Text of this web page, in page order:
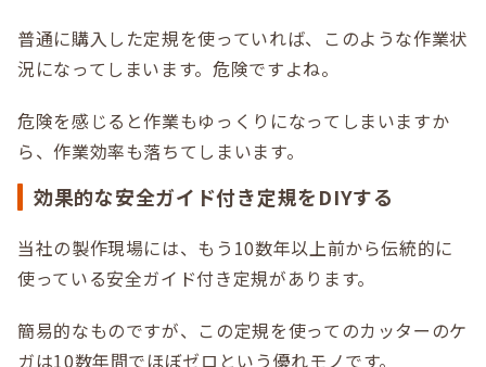
普通に購入した定規を使っていれば、このような作業状
況になってしまいます。危険ですよね。
危険を感じると作業もゆっくりになってしまいますか
ら、作業効率も落ちてしまいます。
効果的な安全ガイド付き定規をDIYする
当社の製作現場には、もう10数年以上前から伝統的に
使っている安全ガイド付き定規があります。
簡易的なものですが、この定規を使ってのカッターのケ
ガは10数年間でほぼゼロという優れモノです。